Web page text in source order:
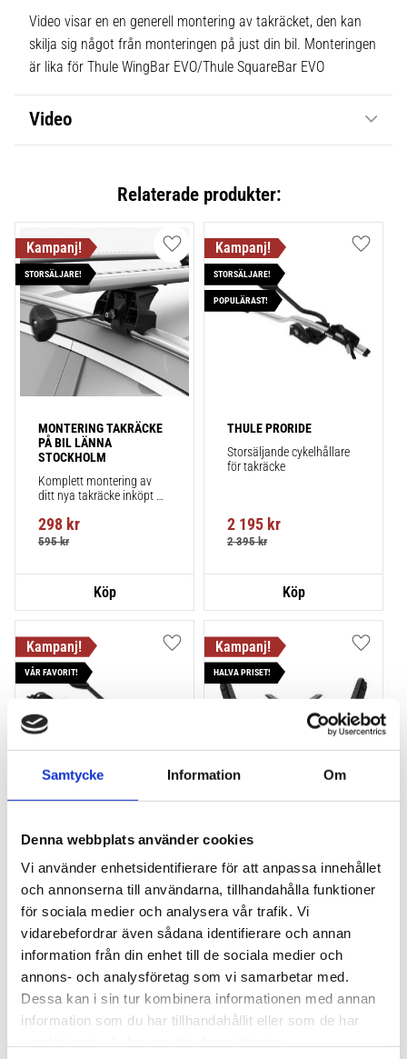
Samtycke Information Om
Denna webbplats använder cookies
Vi använder enhetsidentifierare för att anpassa innehållet
och annonserna till användarna, tillhandahålla funktioner
för sociala medier och analysera vår trafik. Vi
vidarebefordrar även sådana identifierare och annan
information från din enhet till de sociala medier och
annons- och analysföretag som vi samarbetar med.
Dessa kan i sin tur kombinera informationen med annan
information som du har tillhandahållit eller som de har
Video visar en en generell montering av takräcket, den kan
skilja sig något från monteringen på just din bil. Monteringen
är lika för Thule WingBar EVO/Thule SquareBar EVO
Video
Relaterade produkter:
MONTERING TAKRÄCKE
PÅ BIL LÄNNA
STOCKHOLM
Komplett montering av
ditt nya takräcke inköpt
montering på din bil.
298 kr
595kr
STORSÄLJARE!
Lägg till i favoriter
THULE PRORIDE
Storsäljande cykelhållare
för takräcke
2 195 kr
2 395kr
STORSÄLJARE!
POPULÄRAST!
Lägg
takcykelhållare
2 395kr
2 595 kr
VÅR FAVORIT!
Lägg till i favoriter
1 495kr
3 145 kr
HALVA PRISET!
Lägg
Lägg till i favoriter